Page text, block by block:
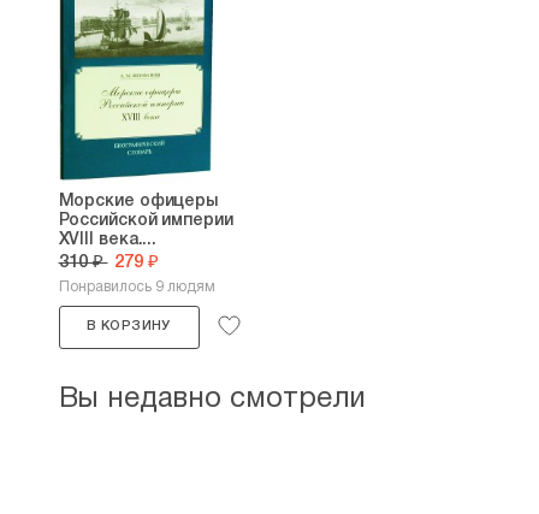
Морские офицеры
Российской империи
XVIII века....
310 ₽ 279 ₽
Понравилось 9 людям
В КОРЗИНУ
Вы недавно смотрели